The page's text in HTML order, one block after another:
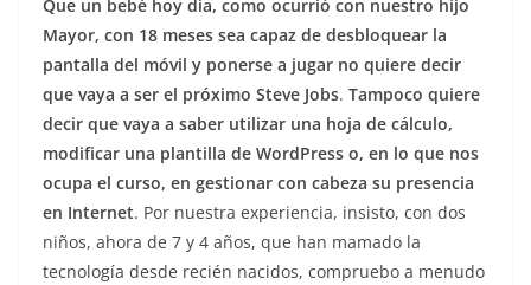
Que un bebé hoy día, como ocurrió con nuestro hijo
Mayor, con 18 meses sea capaz de desbloquear la
pantalla del móvil y ponerse a jugar no quiere decir
que vaya a ser el próximo Steve Jobs. Tampoco quiere
decir que vaya a saber utilizar una hoja de cálculo,
modificar una plantilla de WordPress o, en lo que nos
ocupa el curso, en gestionar con cabeza su presencia
en Internet. Por nuestra experiencia, insisto, con dos
niños, ahora de 7 y 4 años, que han mamado la
tecnología desde recién nacidos, compruebo a menudo